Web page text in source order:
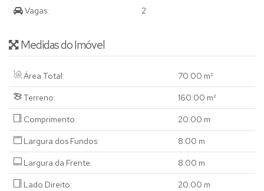
Vagas: 2
Medidas do Imóvel
Área Total: 70.00 m²
Terreno: 160.00 m²
Comprimento: 20.00 m
Largura dos Fundos: 8.00 m
Largura da Frente: 8.00 m
Lado Direito: 20.00 m